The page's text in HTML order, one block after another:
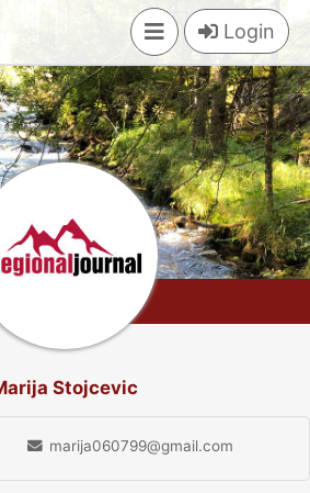
Login
Stojcevic
marija060799@gmail.com